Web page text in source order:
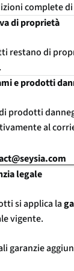
complete
di proprietà
restano di
e prodotti
prodotti
al
legale
si applica la
vigente.
garanzie